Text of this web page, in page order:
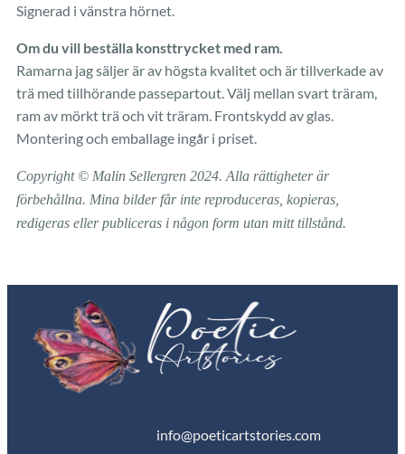
Signerad i vänstra hörnet.
Om du vill beställa konsttrycket med ram.
Ramarna jag säljer är av högsta kvalitet och är tillverkade av
trä med tillhörande passepartout. Välj mellan svart träram,
ram av mörkt trä och vit träram. Frontskydd av glas.
Montering och emballage ingår i priset.
Copyright © Malin Sellergren 2024. Alla rättigheter är
förbehållna. Mina bilder får inte reproduceras, kopieras,
redigeras ellerpubliceras i någon form utan mitt tillstånd.
info@poeticartstories.com